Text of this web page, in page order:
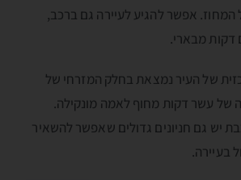
אפשר להגיע לעיירה גם ברכב,
דקות מבארי.
של העיר נמצאת בחלק המזרחי של
של עשר דקות מחוף לאמה מונקילה.
יש גם חניונים גדולים שאפשר להשאיר
בעיירה.